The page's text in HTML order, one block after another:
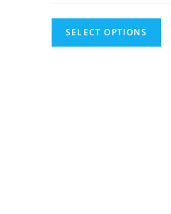
SELECT OPTIONS